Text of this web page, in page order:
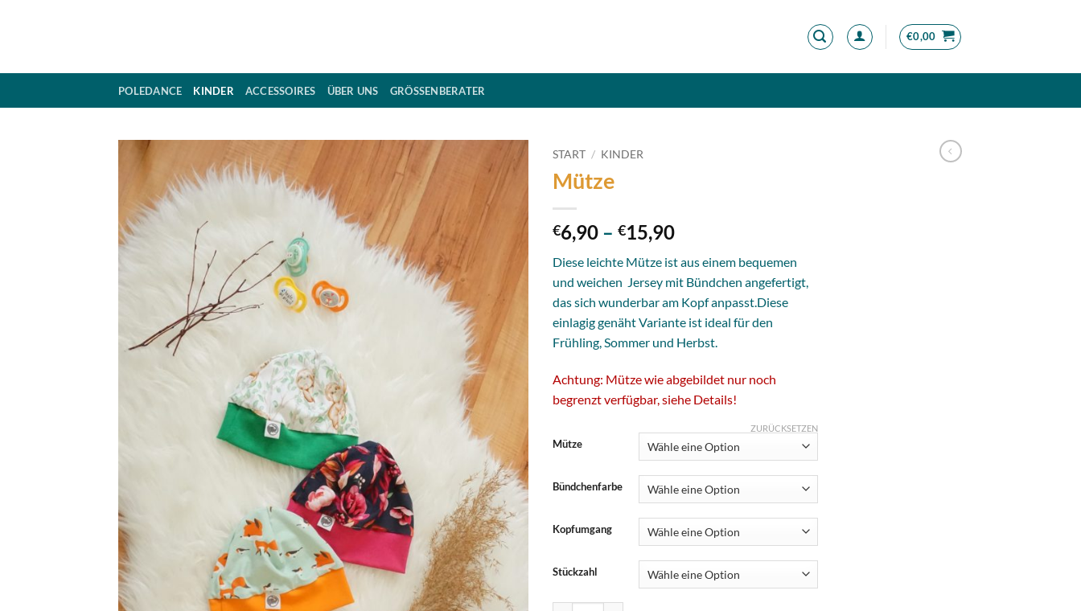
€0,00
POLEDANCE KINDER ACCESSOIRES ÜBER UNS GRÖSSENBERATER
Add to
wishlist
START / KINDER
Mütze
€6,90 – €15,90Preisspanne:
bis
€15,90
Diese leichte Mütze ist aus einem bequemen
und weichen Jersey mit Bündchen angefertigt,
das sich wunderbar am Kopf anpasst.Diese
einlagig genäht Variante ist ideal für den
Frühling, Sommer und Herbst.
Achtung: Mütze wie abgebildet nur noch
begrenzt verfügbar, siehe Details!
Mütze
Bündchenfarbe
Kopfumgang
Stückzahl
ZURÜCKSETZEN